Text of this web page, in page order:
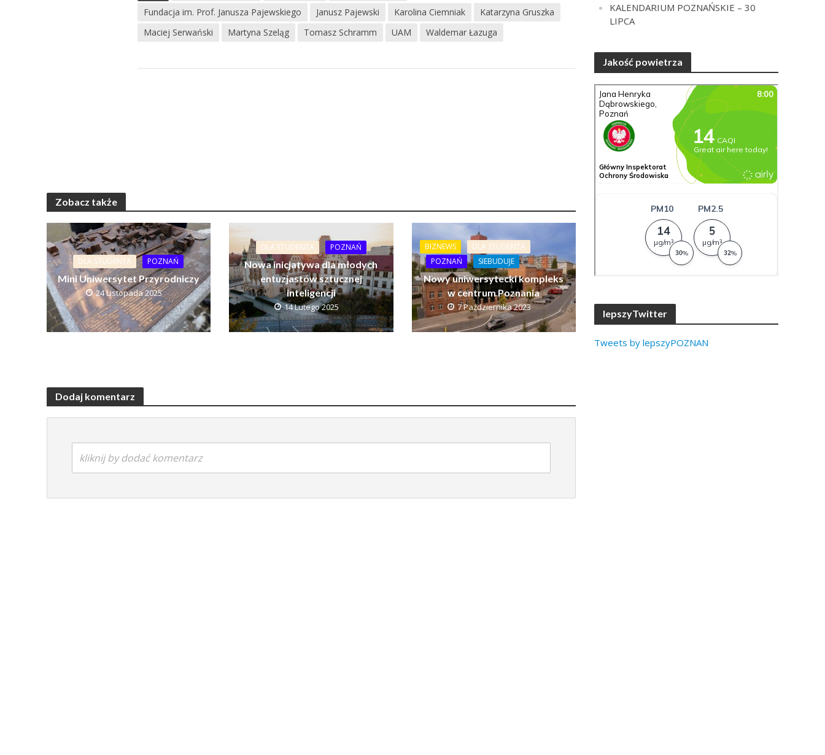
Fundacja im. Prof. Janusza Pajewskiego
Janusz Pajewski Karolina Ciemniak
Katarzyna Gruszka
Maciej Serwański
Martyna Szeląg Tomasz Schramm UAM Waldemar Łazuga
Zobacz także
DLA STUDENTA POZNAŃ
Mini Uniwersytet Przyrodniczy
24 Listopada 2025
DLA STUDENTA POZNAŃ
Nowa inicjatywa dla młodych
entuzjastów sztucznej
inteligencji
14 Lutego 2025
BIZNEWS
DLA STUDENTA
POZNAŃ
SIEBUDUJE
Nowy uniwersytecki kompleks
w centrum Poznania
7 Października 2023
Dodaj komentarz
kliknij by dodać komentarz
KALENDARIUM POZNAŃSKIE – 30
LIPCA
Jakość powietrza
lepszyTwitter
Tweets by lepszyPOZNAN